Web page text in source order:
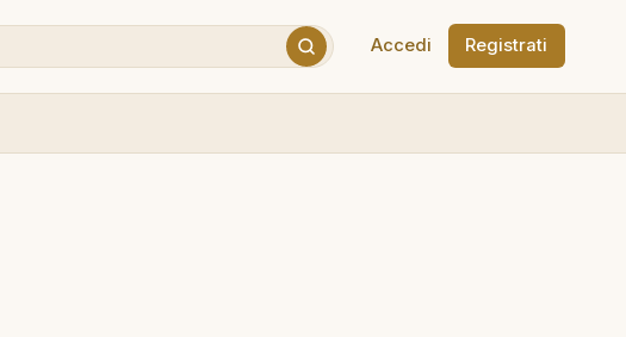
Accedi Registrati